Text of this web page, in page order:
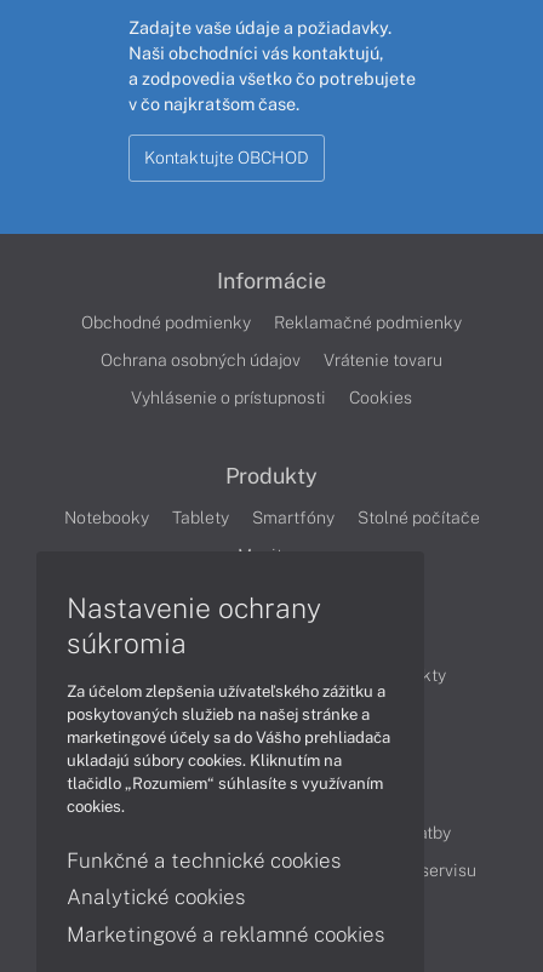
Zadajte vaše údaje a požiadavky.
Naši obchodníci vás kontaktujú,
a zodpovedia všetko čo potrebujete
v čo najkratšom čase.
Kontaktujte OBCHOD
Informácie
Obchodné podmienky
Reklamačné podmienky
Ochrana osobných údajov
Vrátenie tovaru
Vyhlásenie o prístupnosti
Cookies
Produkty
Notebooky Tablety Smartfóny
Stolné počítače
Monitory
Produkty
Technológie
Videá
Obsah
Možnosti doručenia a platby
Podpora a servis
Servisné služby Cenník servisu
Kontakty
Nastavenie ochrany
súkromia
Za účelom zlepšenia užívateľského zážitku a
poskytovaných služieb na našej stránke a
marketingové účely sa do Vášho prehliadača
ukladajú súbory cookies. Kliknutím na
tlačidlo „Rozumiem“ súhlasíte s využívaním
cookies.
Funkčné a technické cookies
Analytické cookies
Marketingové a reklamné cookies